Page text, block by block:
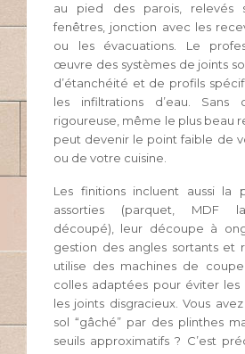
au pied des parois, relevés
fenêtres, jonction avec les
ou les évacuations. Le
œuvre des systèmes de joints
d’étanchéité et de profils
les infiltrations d’eau. Sans
rigoureuse, même le plus beau
peut devenir le point faible de
ou de votre cuisine.
Les finitions incluent aussi la
assorties (parquet, MDF
découpé), leur découpe à
gestion des angles sortants et
utilise des machines de
colles adaptées pour éviter
les joints disgracieux. Vous
sol “gâché” par des plinthes
seuils approximatifs ? C’est